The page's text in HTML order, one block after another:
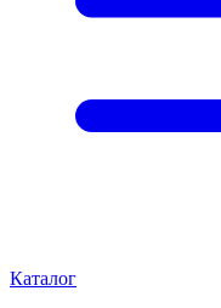
Каталог